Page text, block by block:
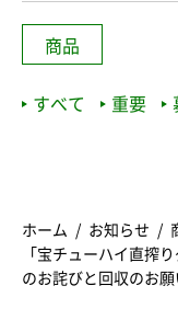
商品
すべて 重要
ホーム お知らせ
「宝チューハイ直搾
のお詫びと回収のお願